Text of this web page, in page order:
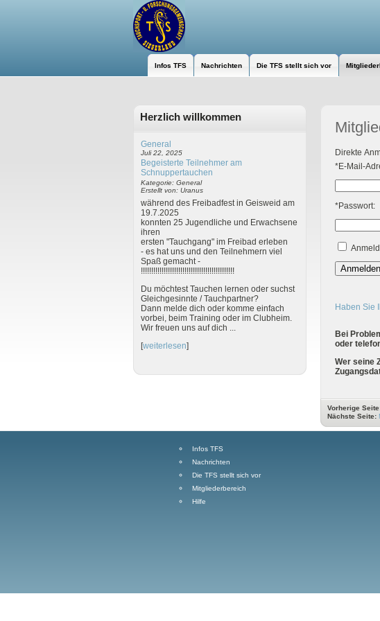
Infos TFS Nachrichten Die TFS stellt sich vor
Herzlich willkommen
General
Juli 22, 2025
Begeisterte Teilnehmer am
Schnuppertauchen
Kategorie: General
Erstellt von: Uranus
während des Freibadfest in Geisweid am
19.7.2025
konnten 25 Jugendliche und Erwachsene
ihren
ersten "Tauchgang" im Freibad erleben
- es hat uns und den Teilnehmern viel
Spaß gemacht -
!!!!!!!!!!!!!!!!!!!!!!!!!!!!!!!!!!!!!!!!!!!!!
Du möchtest Tauchen lernen oder suchst
Gleichgesinnte / Tauchpartner?
Dann melde dich oder komme einfach
vorbei, beim Training oder im Clubheim.
Wir freuen uns auf dich ...
[weiterlesen]
Direkte
*E-Mail-
*Passwort:
Anmelden
Haben Sie
Bei
oder
Wer seine
Vorherige
Nächste Seite:
Infos TFS
Nachrichten
Die TFS stellt sich vor
Mitgliederbereich
Hilfe